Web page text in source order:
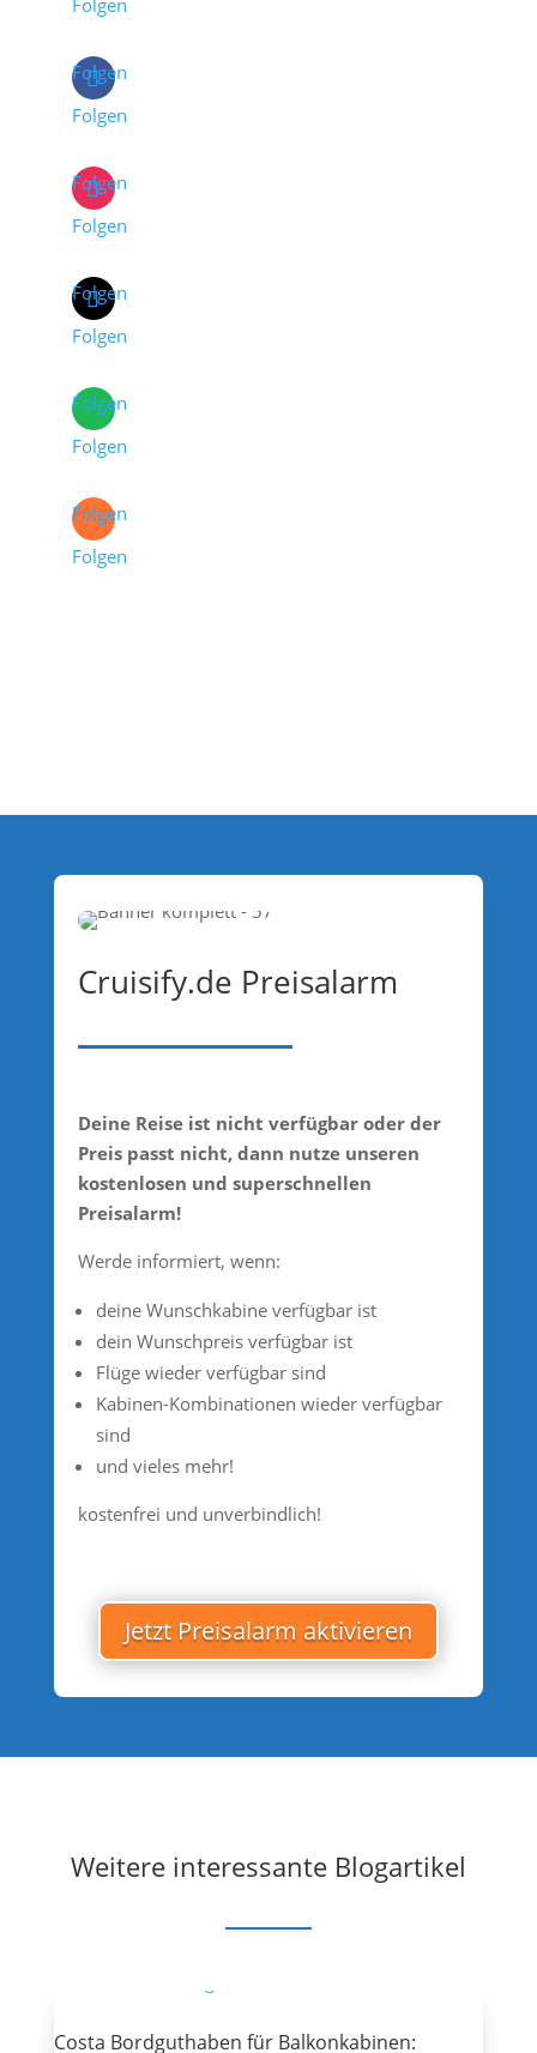
Folgen
Folgen
Folgen
Folgen
Folgen
Folgen
Folgen
Folgen
Folgen
Folgen
Folgen
Cruisify.de Preisalarm
Deine Reise ist nicht verfügbar oder der
Preis passt nicht, dann nutze unseren
kostenlosen und superschnellen
Preisalarm!
Werde informiert, wenn:
deine Wunschkabine verfügbar ist
dein Wunschpreis verfügbar ist
Flüge wieder verfügbar sind
Kabinen-Kombinationen wieder verfügbar
sind
und vieles mehr!
kostenfrei und unverbindlich!
Jetzt Preisalarm aktivieren
Weitere interessante Blogartikel
Costa Bordguthaben für Balkonkabinen: